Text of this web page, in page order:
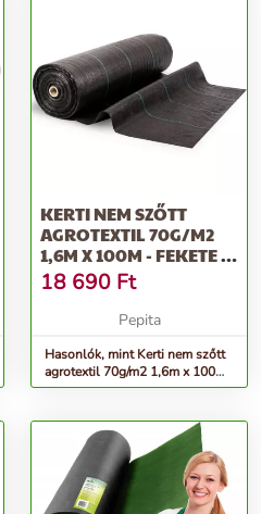
KERTI NEM SZŐTT
AGROTEXTIL 70G/M2
1,6M X 100M - FEKETE -
PLONOS
18 690 Ft
Pepita
Hasonlók, mint Kerti nem szőtt
agrotextil 70g/m2 1,6m x 100m
- fekete - Plonos